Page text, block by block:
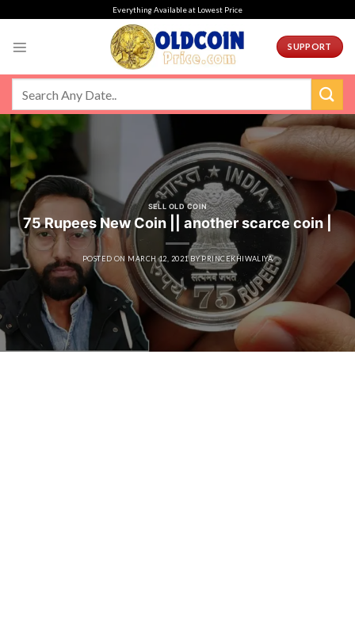
Everything Available at Lowest Price
SUPPORT
SELL OLD COIN
75 Rupees New Coin || another scarce coin |
POSTED ON MARCH 12, 2021 BYPRINCEKHIWALIYA